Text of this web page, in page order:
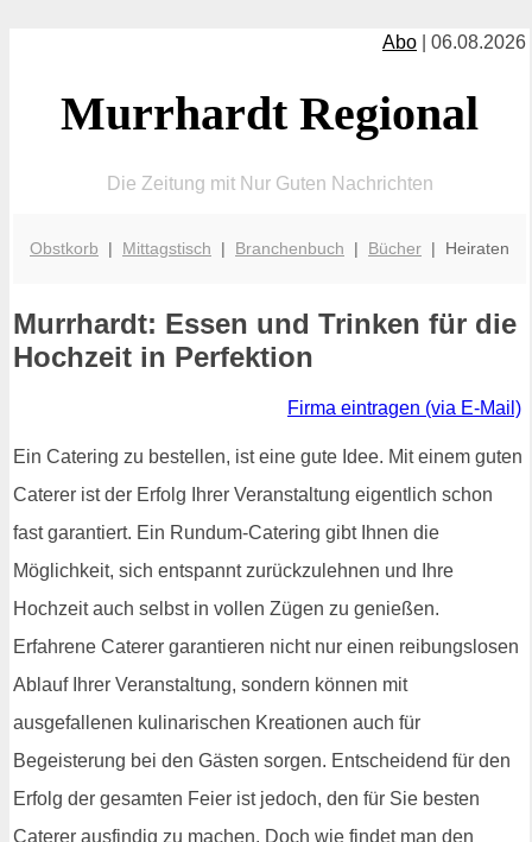
Abo | 06.08.2026
Murrhardt Regional
Die Zeitung mit Nur Guten Nachrichten
Obstkorb | Mittagstisch | Branchenbuch | Bücher | Heiraten
Murrhardt: Essen und Trinken für die
Hochzeit in Perfektion
Firma eintragen (via E-Mail)
Ein Catering zu bestellen, ist eine gute Idee. Mit einem guten
Caterer ist der Erfolg Ihrer Veranstaltung eigentlich schon
fast garantiert. Ein Rundum-Catering gibt Ihnen die
Möglichkeit, sich entspannt zurückzulehnen und Ihre
Hochzeit auch selbst in vollen Zügen zu genießen.
Erfahrene Caterer garantieren nicht nur einen reibungslosen
Ablauf Ihrer Veranstaltung, sondern können mit
ausgefallenen kulinarischen Kreationen auch für
Begeisterung bei den Gästen sorgen. Entscheidend für den
Erfolg der gesamten Feier ist jedoch, den für Sie besten
Caterer ausfindig zu machen. Doch wie findet man den